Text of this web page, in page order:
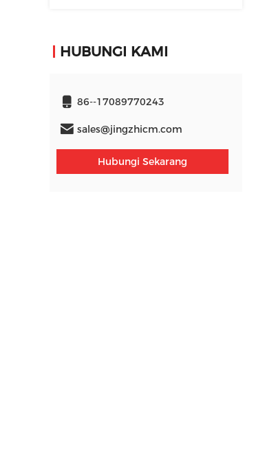
HUBUNGI KAMI
86--17089770243
sales@jingzhicm.com
Hubungi Sekarang